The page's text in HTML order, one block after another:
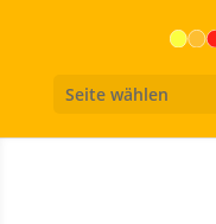
Seite wählen